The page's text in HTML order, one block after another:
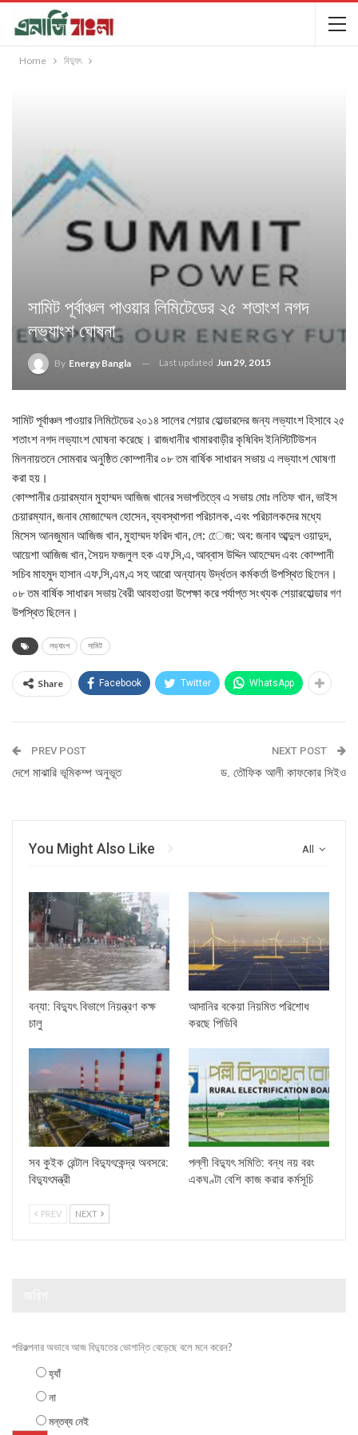
Home বিদ্যুৎ
সামিট পূর্বাঞ্চল পাওয়ার লিমিটেডের ২৫ শতাংশ নগদ
লভ্যাংশ ঘোষনা
By Energy Bangla Last updated Jun 29, 2015
সামিট পূর্বাঞ্চল পাওয়ার লিমিটেডের ২০১৪ সালের শেয়ার হোল্ডারদের জন্য লভ্যাংশ হিসাবে ২৫
শতাংশ নগদ লভ্যাংশ ঘোষনা করেছে। রাজধানীর খামারবাড়ীর কৃষিবিদ ইনিস্টিটিউশন
মিলনায়তনে সোমবার অনুষ্ঠিত কোম্পানীর ০৮ তম বার্ষিক সাধারন সভায় এ লভ্যাংশ ঘোষণা
করা হয়।
কোম্পানীর চেয়ারম্যান মুহাম্মদ আজিজ খানের সভাপতিত্বে এ সভায় মোঃ লতিফ খান, ভাইস
চেয়ারম্যান, জনাব মোজাম্মেল হোসেন, ব্যবস্থাপনা পরিচালক, এবং পরিচালকদের মধ্যে
মিসেস আনজুমান আজিজ খান, মুহাম্মদ ফরিদ খান, লে: েেজ: অব: জনাব আব্দুল ওয়াদুদ,
আয়েশা আজিজ খান, সৈয়দ ফজলুল হক এফ,সি,এ, আব্বাস উদ্দিন আহম্মেদ এবং কোম্পানী
সচিব মাহমুদ হাসান এফ,সি,এম,এ সহ আরো অন্যান্য উর্দ্ধতন কর্মকর্তা উপস্থিত ছিলেন।
০৮ তম বার্ষিক সাধারন সভায় বৈরী আবহাওয়া উপেক্ষা করে পর্যাপ্ত সংখ্যক শেয়ারহোল্ডার গণ
উপস্থিত ছিলেন।
লভ্যাংশ সামিট
Share Facebook Twitter WhatsApp
PREV POST
দেশে মাঝারি ভূমিকম্প অনুভূত
NEXT POST
ড. তৌফিক আলী কাফকোর সিইও
All
You Might Also Like
বন্যা: বিদ্যুৎ বিভাগে নিয়ন্ত্রণ কক্ষ
চালু
আদানির বকেয়া নিয়মিত পরিশোধ
করছে পিডিবি
সব কুইক রেন্টাল বিদ্যুৎকেন্দ্র অবসরে:
বিদ্যুৎমন্ত্রী
পল্লী বিদ্যুৎ সমিতি: বন্ধ নয় বরং
একঘণ্টা বেশি কাজ করার কর্মসূচি
PREV NEXT
পরিকল্পনার অভাবে আজ বিদ্যুতের ভোগান্তি বেড়েছে বলে মনে করেন?
হ্যাঁ
না
মন্তব্য নেই